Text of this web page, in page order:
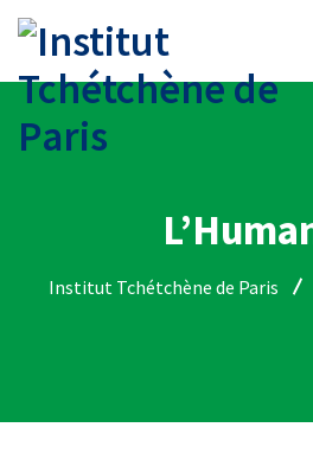
Institut Tchétchène de Paris